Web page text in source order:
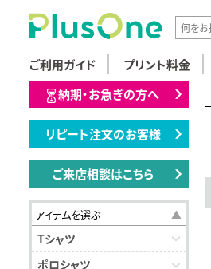
ご利用ガイド プリント料金
納期・お急ぎの方へ
リピート注文のお客様
ご来店相談はこちら
アイテムを選ぶ
Tシャツ
ポロシャツ